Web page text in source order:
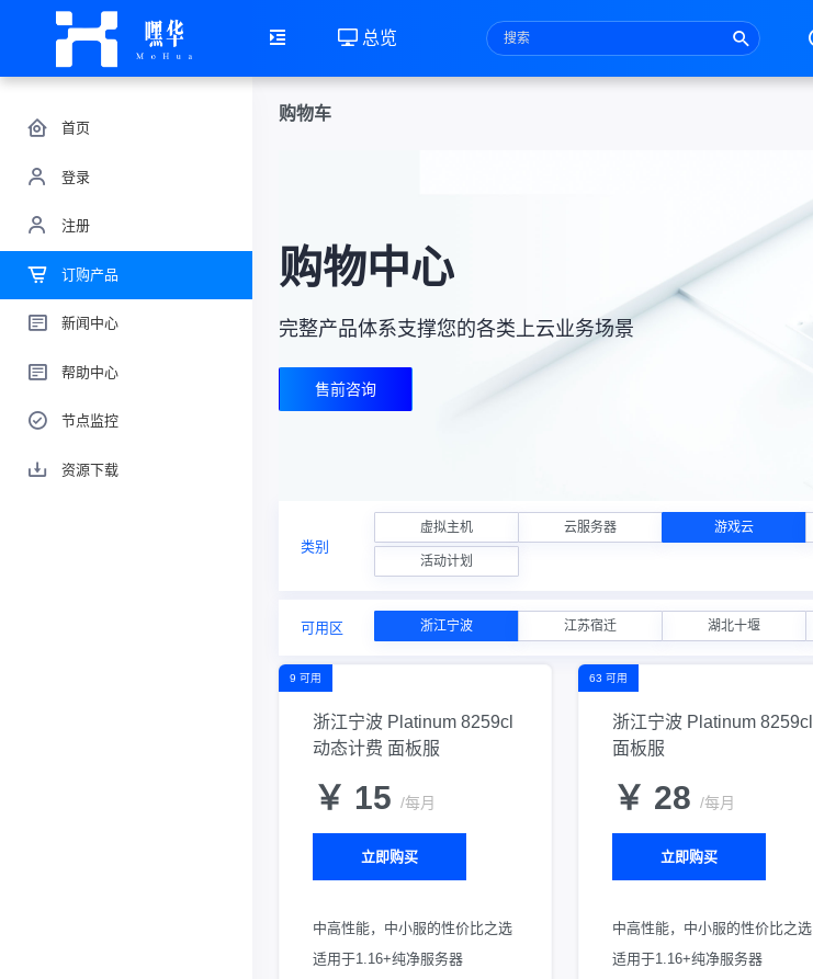
总览
首页
登录
注册
订购产品
新闻中心
帮助中心
节点监控
资源下载
购物车
购物中心
完整产品体系支撑您的各类上云业务场景
售前咨询
类别
虚拟主机 云服务器 游戏云
活动计划
可用区 浙江宁波 江苏宿迁 湖北十堰
9 可用
浙江宁波 Platinum 8259cl
动态计费 面板服
￥ 15 /每月
立即购买
中高性能，中小服的性价比之选
适用于1.16+纯净服务器
63 可用
浙江宁波 Platinum 8259cl
面板服
￥ 28 /每月
立即购买
中高性能，中小服的性价比之选
适用于1.16+纯净服务器